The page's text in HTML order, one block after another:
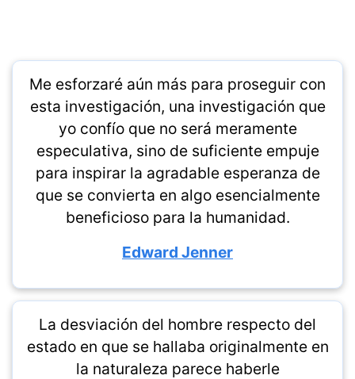
Me esforzaré aún más para proseguir con
esta investigación, una investigación que
yo confío que no será meramente
especulativa, sino de suficiente empuje
para inspirar la agradable esperanza de
que se convierta en algo esencialmente
beneficioso para la humanidad.
Edward Jenner
La desviación del hombre respecto del
estado en que se hallaba originalmente en
la naturaleza parece haberle